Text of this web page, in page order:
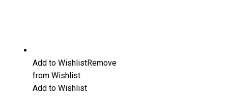
Add to WishlistRemove
from Wishlist
Add to Wishlist